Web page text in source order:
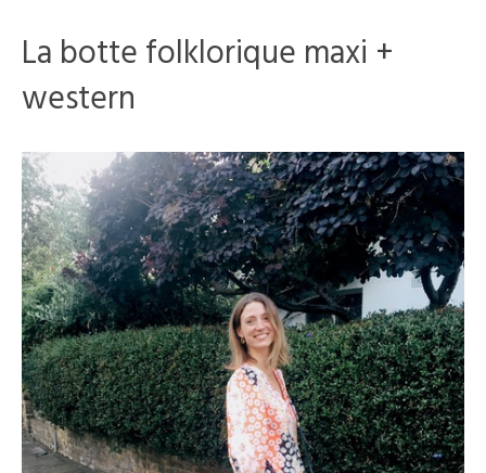
La botte folklorique maxi +
western